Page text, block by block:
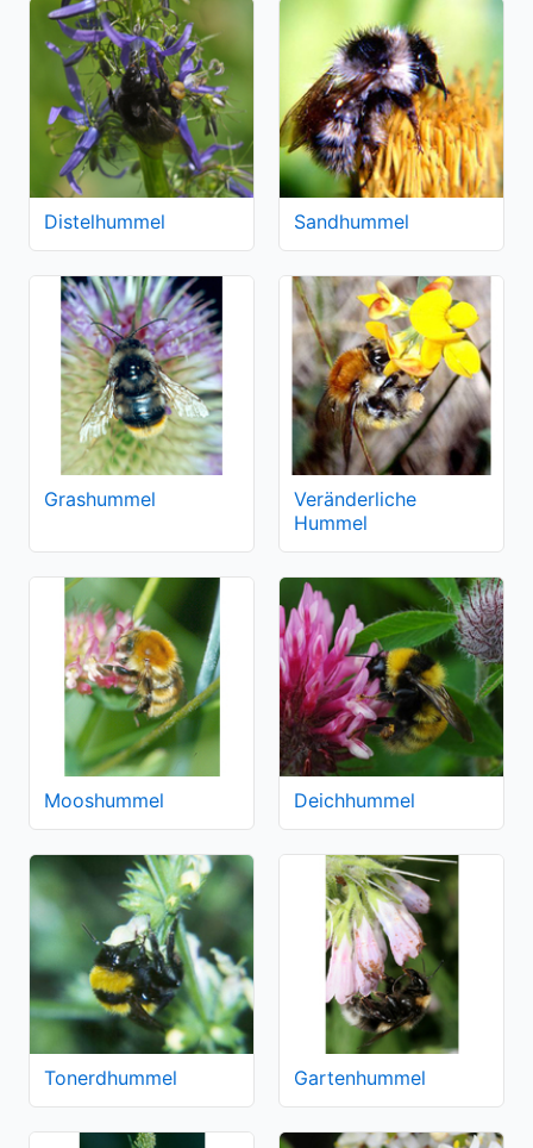
Distelhummel Sandhummel
Grashummel
Veränderliche
Hummel
Mooshummel Deichhummel
Tonerdhummel Gartenhummel